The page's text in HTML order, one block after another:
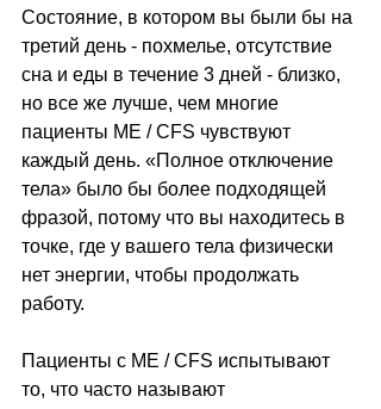
Состояние, в котором вы были бы на
третий день - похмелье, отсутствие
сна и еды в течение 3 дней - близко,
но все же лучше, чем многие
пациенты ME / CFS чувствуют
каждый день. «Полное отключение
тела» было бы более подходящей
фразой, потому что вы находитесь в
точке, где у вашего тела физически
нет энергии, чтобы продолжать
работу.
Пациенты с ME / CFS испытывают
то, что часто называют